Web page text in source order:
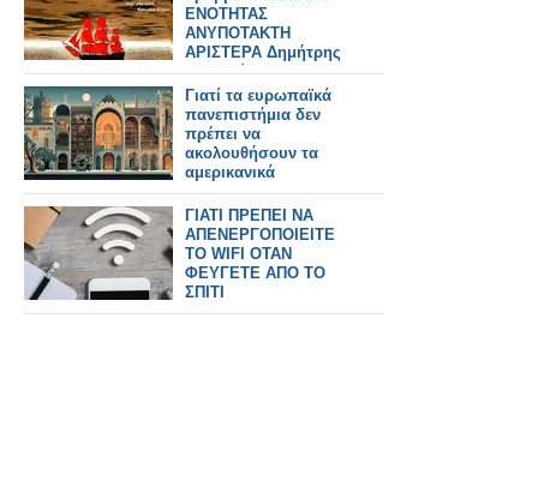
ΕΝΟΤΗΤΑΣ
ΑΝΥΠΟΤΑΚΤΗ
ΑΡΙΣΤΕΡΑ Δημήτρης
Στρατούλης
Γιατί τα ευρωπαϊκά
πανεπιστήμια δεν
πρέπει να
ακολουθήσουν τα
αμερικανικά
ΓΙΑΤΙ ΠΡΕΠΕΙ ΝΑ
ΑΠΕΝΕΡΓΟΠΟΙΕΙΤΕ
ΤΟ WIFI ΟΤΑΝ
ΦΕΥΓΕΤΕ ΑΠΟ ΤΟ
ΣΠΙΤΙ